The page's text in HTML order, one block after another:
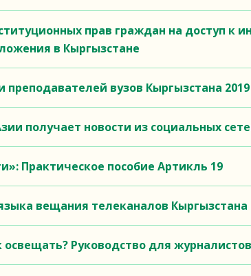
прав граждан на доступ к
в Кыргызстане
вузов Кыргызстана 2019
получает новости из социальных
Практическое пособие Артикль 19
вещания телеканалов Кыргызстана
Руководство для